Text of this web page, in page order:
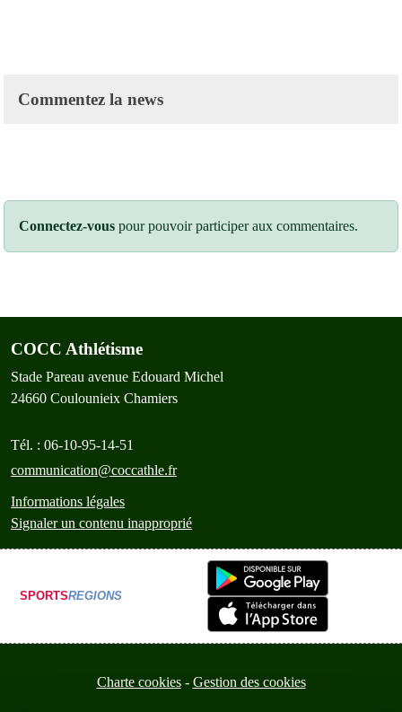
Commentez la news
Connectez-vous pour pouvoir participer aux commentaires.
COCC Athlétisme
Stade Pareau avenue Edouard Michel
24660 Coulounieix Chamiers
Tél. : 06-10-95-14-51
communication@coccathle.fr
Informations légales
Signaler un contenu inapproprié
SPORTSREGIONS
Charte cookies Gestion des cookies